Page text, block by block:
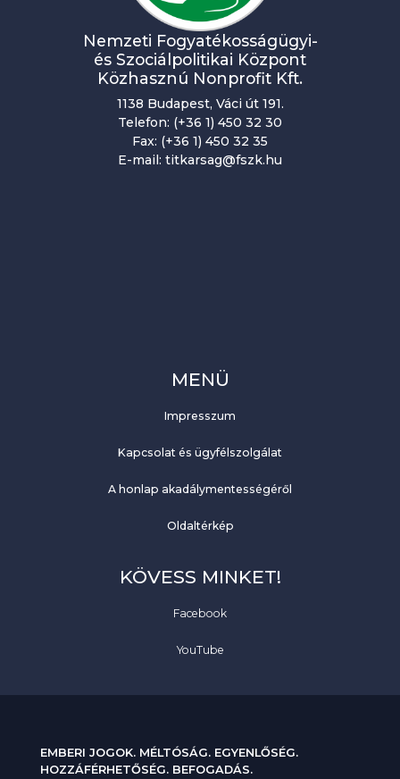
Nemzeti Fogyatékosságügyi-
és Szociálpolitikai Központ
Közhasznú Nonprofit Kft.
1138 Budapest, Váci út 191.
Telefon: (+36 1) 450 32 30
Fax: (+36 1) 450 32 35
E-mail: titkarsag@fszk.hu
MENÜ
Impresszum
Kapcsolat és ügyfélszolgálat
A honlap akadálymentességéről
Oldaltérkép
KÖVESS MINKET!
Facebook
YouTube
EMBERI JOGOK. MÉLTÓSÁG. EGYENLŐSÉG.
HOZZÁFÉRHETŐSÉG. BEFOGADÁS.